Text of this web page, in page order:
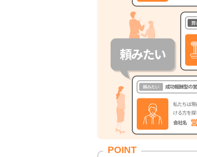
POINT